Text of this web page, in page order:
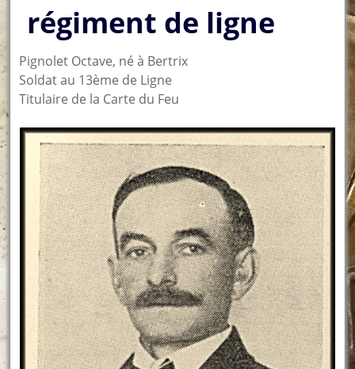
régiment de ligne
Pignolet Octave, né à Bertrix
Soldat au 13ème de Ligne
Titulaire de la Carte du Feu